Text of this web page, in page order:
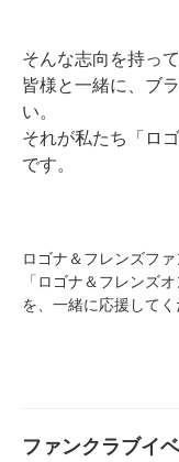
そんな志向を持っ
皆様と一緒に、ブ
い。
それが私たち「ロ
です。
ロゴナ＆フレンズフ
「ロゴナ＆フレンズ
を、一緒に応援して
ファンクラブイ